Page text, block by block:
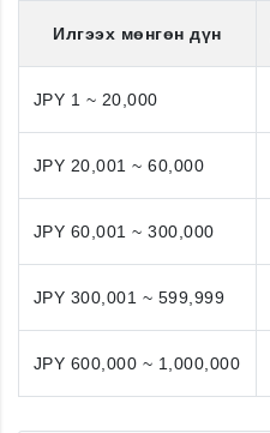
Илгээх мөнгөн дүн
JPY 1 ~ 20,000
JPY 20,001 ~ 60,000
JPY 60,001 ~ 300,000
JPY 300,001 ~ 599,999
JPY 600,000 ~ 1,000,000